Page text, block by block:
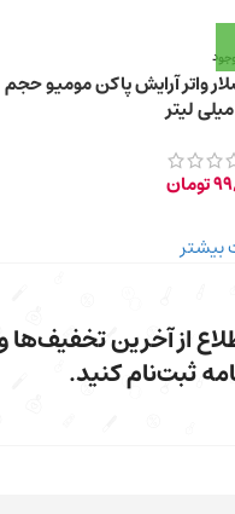
واتر آرایش پاکن مومیو حجم
تومان
بیشتر
از آخرین تخفیف‌ها
ثبت‌نام کنید.